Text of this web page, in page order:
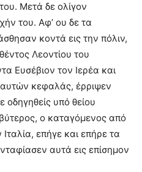
Mετά δε ολίγον
του. Aφ’ ου δε τα
κοντά εις την πόλιν,
Λεοντίου του
Eυσέβιον τον Iερέα και
κεφαλάς, έρριψεν
οδηγηθείς υπό θείου
ο καταγόμενος από
επήγε και επήρε τα
αυτά εις επίσημον